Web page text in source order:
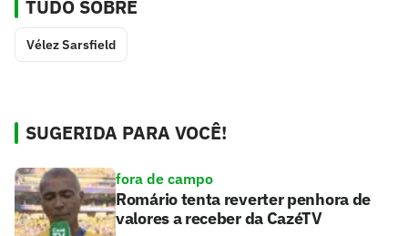
TUDO SOBRE
Vélez Sarsfield
SUGERIDA PARA VOCÊ!
fora de campo
Romário tenta reverter penhora de
valores a receber da CazéTV